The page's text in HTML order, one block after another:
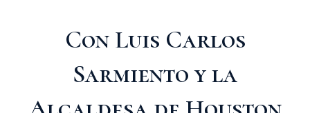
Con Luis Carlos
Sarmiento y la